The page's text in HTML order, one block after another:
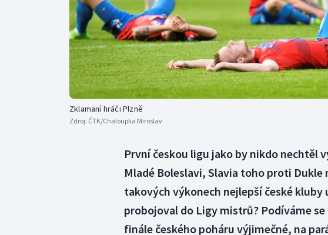
Gymnastika
Zklamaní hráči Plzně
Zdroj: ČTK/Chaloupka Miroslav
První českou ligu jako by nikdo nechtěl
Mladé Boleslavi, Slavia toho proti
takových výkonech nejlepší české kluby
probojoval do Ligy mistrů? Podíváme
finále českého poháru výjimečné, na